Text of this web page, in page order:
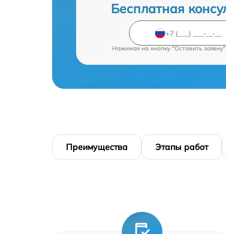
Бесплатная
Нажимая на кнопку "Оставить
Преимущества Этапы работ